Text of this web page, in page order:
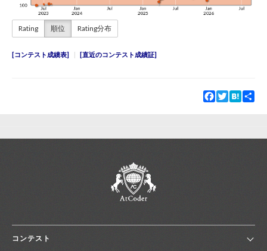
Rating 順位 Rating分布
コンテスト成績表 直近のコンテスト成績証
Facebook
TwitterHatena
コンテスト